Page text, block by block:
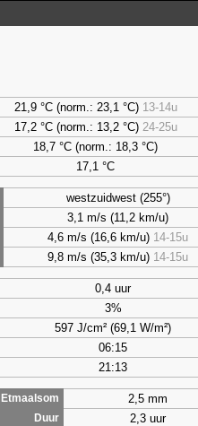
21,9 °C (norm.: 23,1 °C) 13-14u
17,2 °C (norm.: 13,2 °C) 24-25u
18,7 °C (norm.: 18,3 °C)
17,1 °C
westzuidwest (255°)
3,1 m/s (11,2 km/u)
4,6 m/s (16,6 km/u) 14-15u
9,8 m/s (35,3 km/u) 14-15u
0,4 uur
3%
597 J/cm² (69,1 W/m²)
06:15
21:13
Etmaalsom
2,5 mm
Duur 2,3 uur